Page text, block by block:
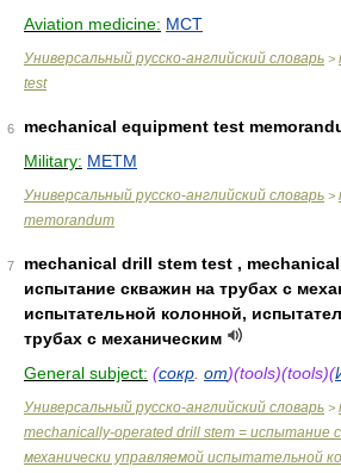
Aviation medicine: MCT
Универсальный русско-английский словарь >
test
6
mechanical equipment test
Military: METM
Универсальный русско-английский словарь >
memorandum
7
mechanical drill stem test ,
испытание скважин на трубах с
испытательной колонной,
трубах с механическим
General subject: (сокр от)(tools)(tools)(
Универсальный русско-английский словарь >
mechanically-operated drill stem = испытание
механически управляемой испытательной